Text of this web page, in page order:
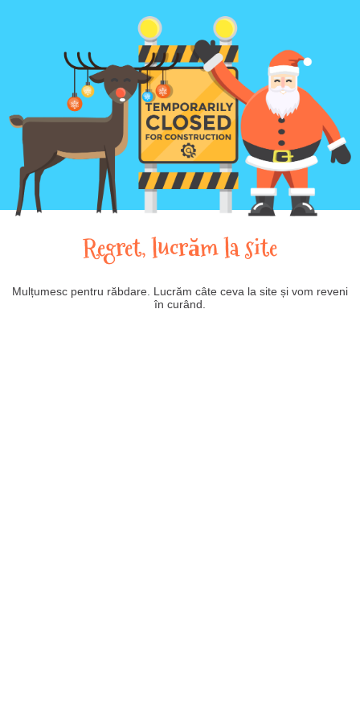
Regret, lucrăm la site
Mulțumesc pentru răbdare. Lucrăm câte ceva la site și vom reveni
în curând.